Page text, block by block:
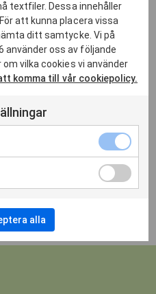
finns även
offentlig sektor. Zengun
samarbetspartner med
del i affärsidén. Antalet
intäkten är knappt 2
textfiler. Dessa innehåller
att kunna placera vissa
ditt samtycke. Vi på
använder oss av följande
vilka cookies vi använder
komma till vår cookiepolicy.
alla